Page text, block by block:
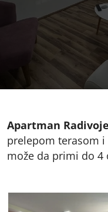
Apartman
prelepom terasom
može da primi do 4